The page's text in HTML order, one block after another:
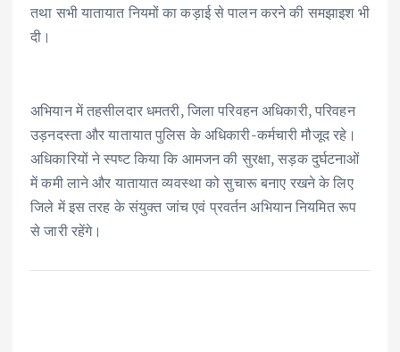
तथा सभी यातायात नियमों का कड़ाई से पालन करने की समझाइश भी
दी।
अभियान में तहसीलदार धमतरी, जिला परिवहन अधिकारी, परिवहन
उड़नदस्ता और यातायात पुलिस के अधिकारी-कर्मचारी मौजूद रहे।
अधिकारियों ने स्पष्ट किया कि आमजन की सुरक्षा, सड़क दुर्घटनाओं
में कमी लाने और यातायात व्यवस्था को सुचारू बनाए रखने के लिए
जिले में इस तरह के संयुक्त जांच एवं प्रवर्तन अभियान नियमित रूप
से जारी रहेंगे।